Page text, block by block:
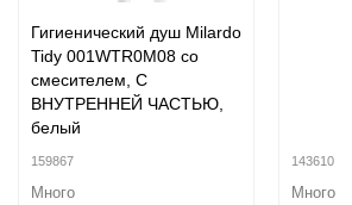
Гигиенический душ Milardo
Tidy 001WTR0M08 со
смесителем, С
ВНУТРЕННЕЙ ЧАСТЬЮ,
белый
159867
Много
143610
Много